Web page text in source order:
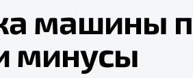
машины
минусы